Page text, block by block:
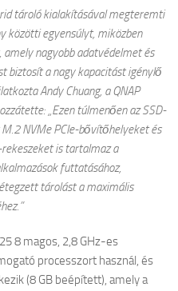
tároló kialakításával megteremti
közötti egyensúlyt, miközben
nagyobb adatvédelmet és
biztosít a nagy kapacitást igénylő
Andy Chuang, a QNAP
„Ezen túlmenően az SSD-
NVMe PCIe-bővítőhelyeket és
is tartalmaz a
futtatásához,
tárolást a maximális
8 magos, 2,8 GHz-es
processzort használ, és
(8 GB beépített), amely a